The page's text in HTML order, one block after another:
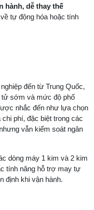
hành, dễ thay thế
tự động hóa hoặc tính
đến từ Trung Quốc,
tử sớm và mức độ phổ
nhắc đến như lựa chọn
phí, đặc biệt trong các
vẫn kiểm soát ngân
dòng máy 1 kim và 2 kim
tính năng hỗ trợ may tự
định khi vận hành.